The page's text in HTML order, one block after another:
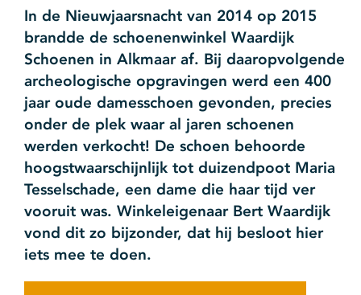
In de Nieuwjaarsnacht van 2014 op 2015
brandde de schoenenwinkel Waardijk
Schoenen in Alkmaar af. Bij daaropvolgende
archeologische opgravingen werd een 400
jaar oude damesschoen gevonden, precies
onder de plek waar al jaren schoenen
werden verkocht! De schoen behoorde
hoogstwaarschijnlijk tot duizendpoot Maria
Tesselschade, een dame die haar tijd ver
vooruit was. Winkeleigenaar Bert Waardijk
vond dit zo bijzonder, dat hij besloot hier
iets mee te doen.